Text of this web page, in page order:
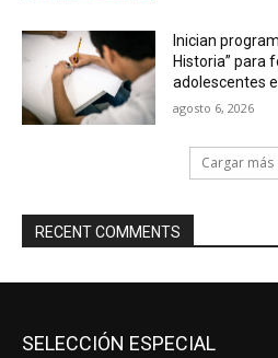
Inician
Historia” para
adolescentes
agosto 6, 2026
Cargar más
RECENT COMMENTS
SELECCIÓN ESPECIAL